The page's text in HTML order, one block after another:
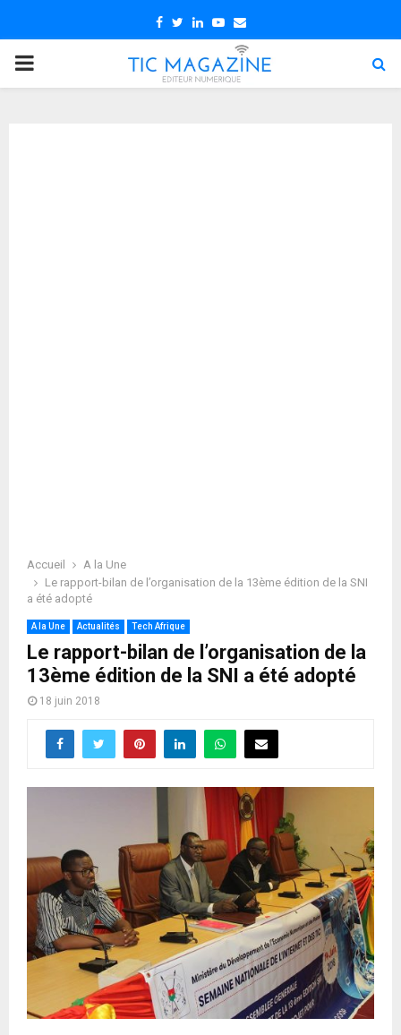
Facebook
TwitterLinkedin
Youtube
Email
PRIMARY
Accueil
A la Une
Le rapport-bilan de l’organisation de la 13ème édition de la SNI
a été adopté
A la Une Actualités Tech Afrique
Le rapport-bilan de l’organisation de la
13ème édition de la SNI a été adopté
18 juin 2018